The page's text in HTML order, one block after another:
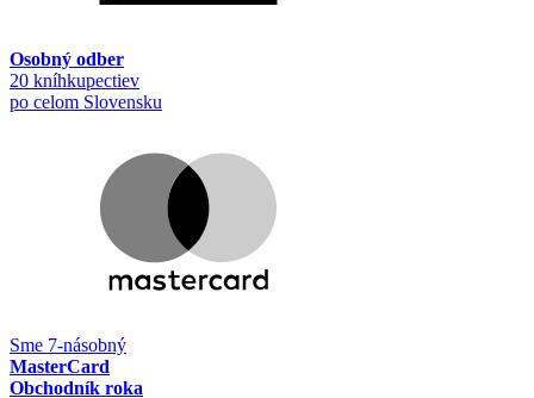
Osobný odber
20 kníhkupectiev
po celom Slovensku
Sme 7-násobný
MasterCard
Obchodník roka